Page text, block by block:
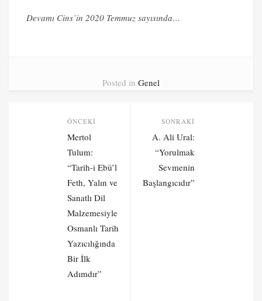
Devamı Cins’in 2020 Temmuz sayısında…
Posted in Genel
navigationÖNCEKI
Önceki
yazı:
Mertol
Tulum:
“Tarih-i Ebü’l
Feth, Yalın ve
Sanatlı Dil
Malzemesiyle
Osmanlı Tarih
Yazıcılığında
Bir İlk
Adımdır”
SONRAKI
Sonraki
yazı:
A. Ali Ural:
“Yorulmak
Sevmenin
Başlangıcıdır”